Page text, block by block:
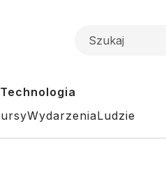
Technologia
WydarzeniaLudzie